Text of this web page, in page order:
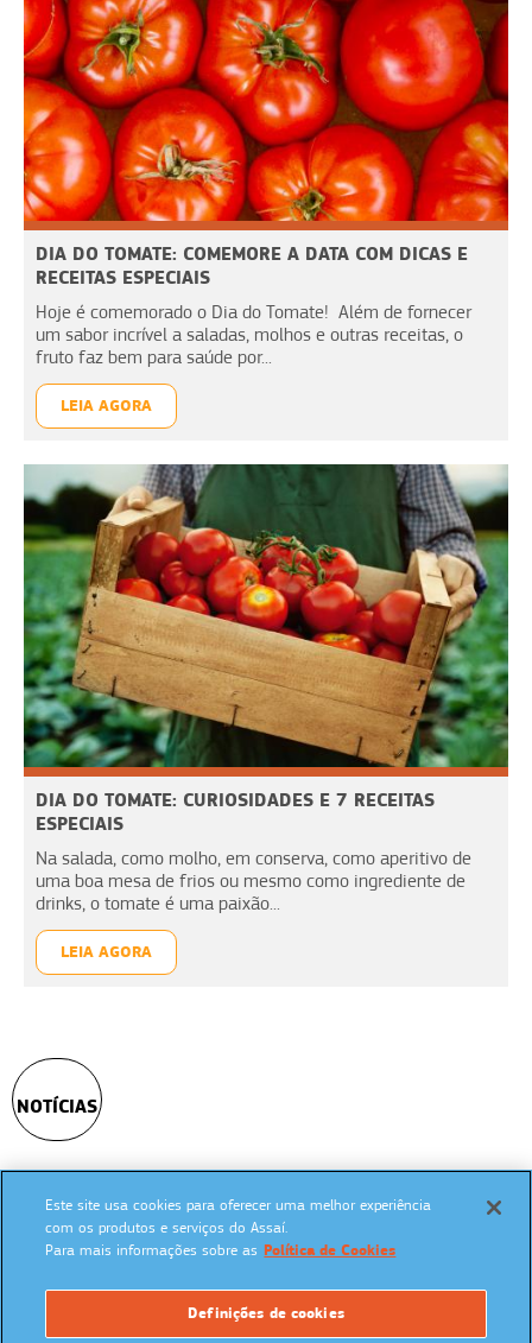
DIA DO TOMATE: COMEMORE A DATA COM DICAS E
RECEITAS ESPECIAIS
Hoje é comemorado o Dia do Tomate! Além de fornecer
um sabor incrível a saladas, molhos e outras receitas, o
fruto faz bem para saúde por...
LEIA AGORA
DIA DO TOMATE: CURIOSIDADES E 7 RECEITAS
ESPECIAIS
Na salada, como molho, em conserva, como aperitivo de
uma boa mesa de frios ou mesmo como ingrediente de
drinks, o tomate é uma paixão...
LEIA AGORA
NOTÍCIAS
SIGA NAS REDES SOCIAIS:
Este site usa cookies para oferecer uma melhor experiência
com os produtos e serviços do Assaí.
Para mais informações sobre as Política de Cookies
Definições de cookies